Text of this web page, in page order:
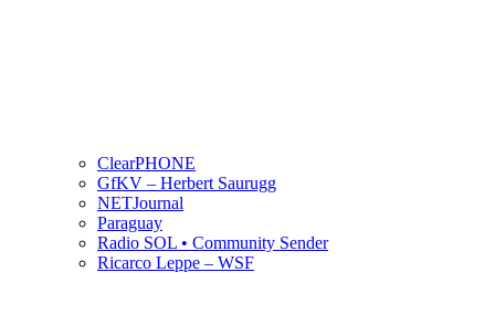
ClearPHONE
GfKV – Herbert Saurugg
NETJournal
Paraguay
Radio SOL • Community Sender
Ricarco Leppe – WSF